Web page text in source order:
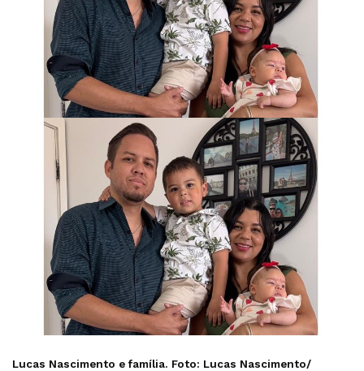
Lucas Nascimento e família. Foto: Lucas Nascimento/